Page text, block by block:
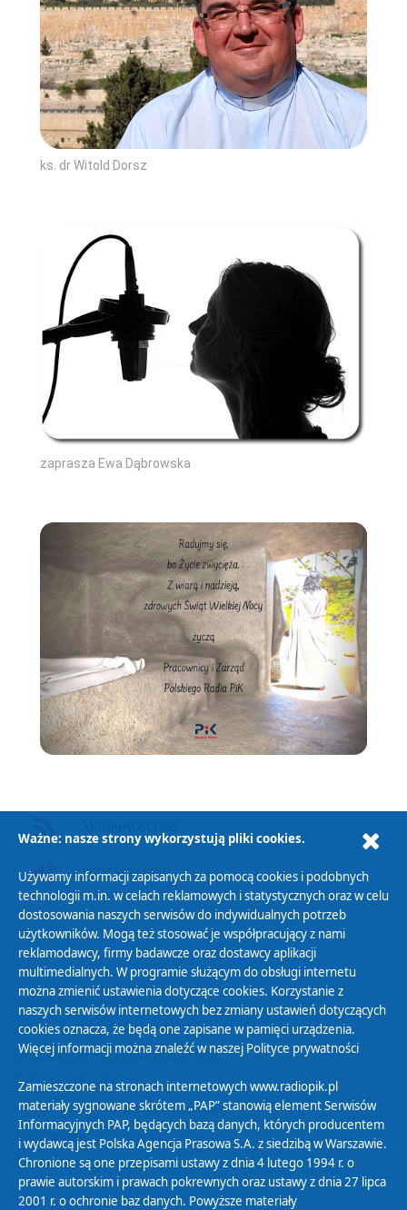
ks. dr Witold Dorsz
zaprasza Ewa Dąbrowska
PODCAST AUDIO
Polityka Prywatności
Zasady korzystania z Serwisu
Organizacje Pożytku Publicznego
Cyfryzacja DAB+
Polityka ochrony danych osobowych
Abonament
Zamówienia publiczne
Ważne: nasze strony wykorzystują pliki cookies.
Używamy informacji zapisanych za pomocą cookies i podobnych
technologii m.in. w celach reklamowych i statystycznych oraz w celu
dostosowania naszych serwisów do indywidualnych potrzeb
użytkowników. Mogą też stosować je współpracujący z nami
reklamodawcy, firmy badawcze oraz dostawcy aplikacji
multimedialnych. W programie służącym do obsługi internetu
można zmienić ustawienia dotyczące cookies. Korzystanie z
naszych serwisów internetowych bez zmiany ustawień dotyczących
cookies oznacza, że będą one zapisane w pamięci urządzenia.
Więcej informacji można znaleźć w naszej Polityce prywatności
Zamieszczone na stronach internetowych www.radiopik.pl
materiały sygnowane skrótem „PAP” stanowią element Serwisów
Informacyjnych PAP, będących bazą danych, których producentem
i wydawcą jest Polska Agencja Prasowa S.A. z siedzibą w Warszawie.
Chronione są one przepisami ustawy z dnia 4 lutego 1994 r. o
prawie autorskim i prawach pokrewnych oraz ustawy z dnia 27 lipca
2001 r. o ochronie baz danych. Powyższe materiały